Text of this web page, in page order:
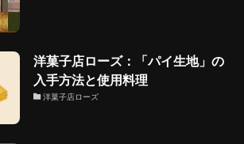
洋菓子店ローズ：「パイ生地」の
入手方法と使用料理
洋菓子店ローズ